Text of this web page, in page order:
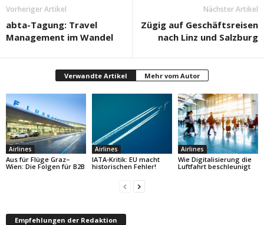
Vorheriger Artikel
abta-Tagung: Travel
Management im Wandel
Nächster Artikel
Zügig auf Geschäftsreisen
nach Linz und Salzburg
Verwandte Artikel Mehr vom Autor
Airlines
Aus für Flüge Graz–
Wien: Die Folgen für B2B
Airlines
IATA-Kritik: EU macht
historischen Fehler!
Airlines
Wie Digitalisierung die
Luftfahrt beschleunigt
Empfehlungen der Redaktion